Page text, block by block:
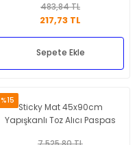
483,84 TL
217,73 TL
Sepete Ekle
%15
Sticky Mat 45x90cm
Yapışkanlı Toz Alıcı Paspas